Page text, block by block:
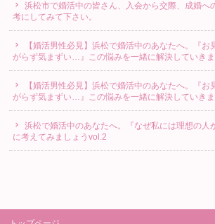
浜松市で婚活中の皆さん、入会から交際、成婚へ
考にしてみて下さい。
【婚活男性必見】浜松で婚活中のあなたへ。『お
がらず気まずい…』この悩みを一緒に解決していき
【婚活男性必見】浜松で婚活中のあなたへ。『お
がらず気まずい…』この悩みを一緒に解決していき
浜松で婚活中のあなたへ。『なぜ私には理想の人
に考えてみましょうvol.2